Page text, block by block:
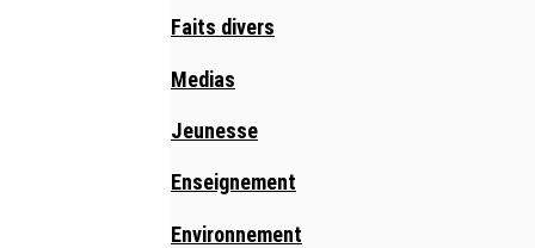
Faits divers
Medias
Jeunesse
Enseignement
Environnement